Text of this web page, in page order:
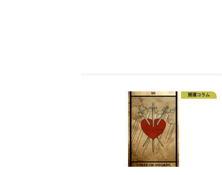
開運コラム